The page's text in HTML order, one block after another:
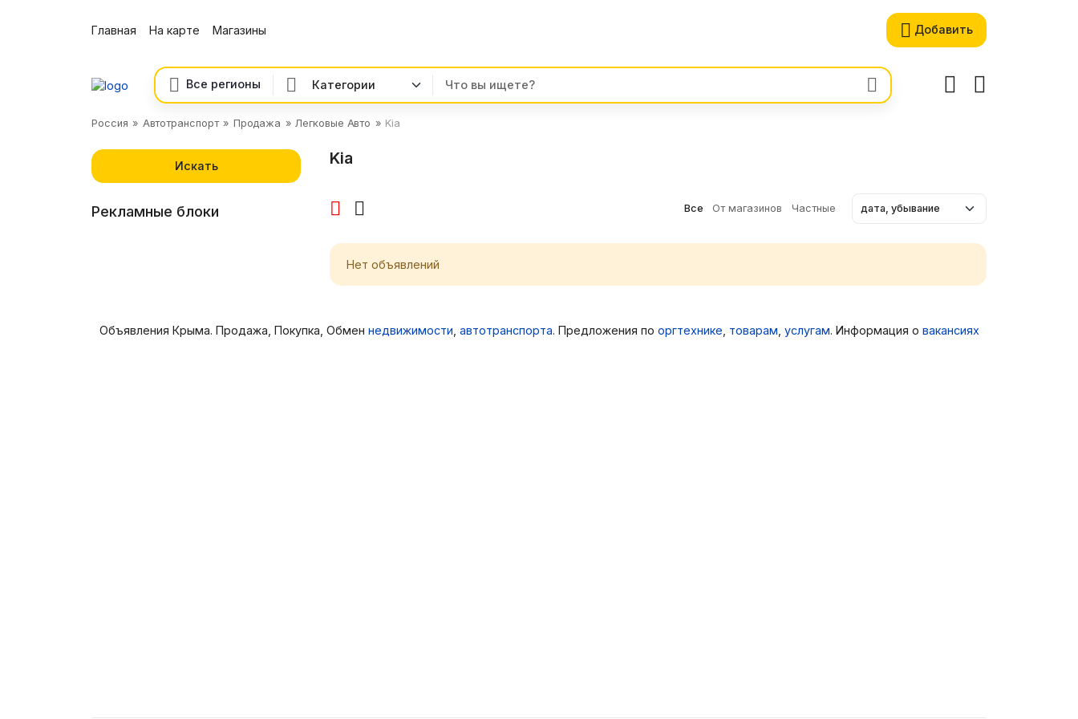
Главная На карте Магазины Добавить
Все регионы
Россия Автотранспорт Продажа Легковые Авто Kia
Kia
Все От магазинов Частные
Нет объявлений
Искать
Рекламные блоки
Объявления Крыма. Продажа, Покупка, Обмен недвижимости автотранспорта. Предложения по оргтехнике товарам услугам. Информация о вакансиях